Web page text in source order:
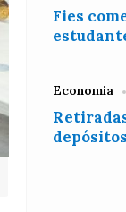
Fies
Economia